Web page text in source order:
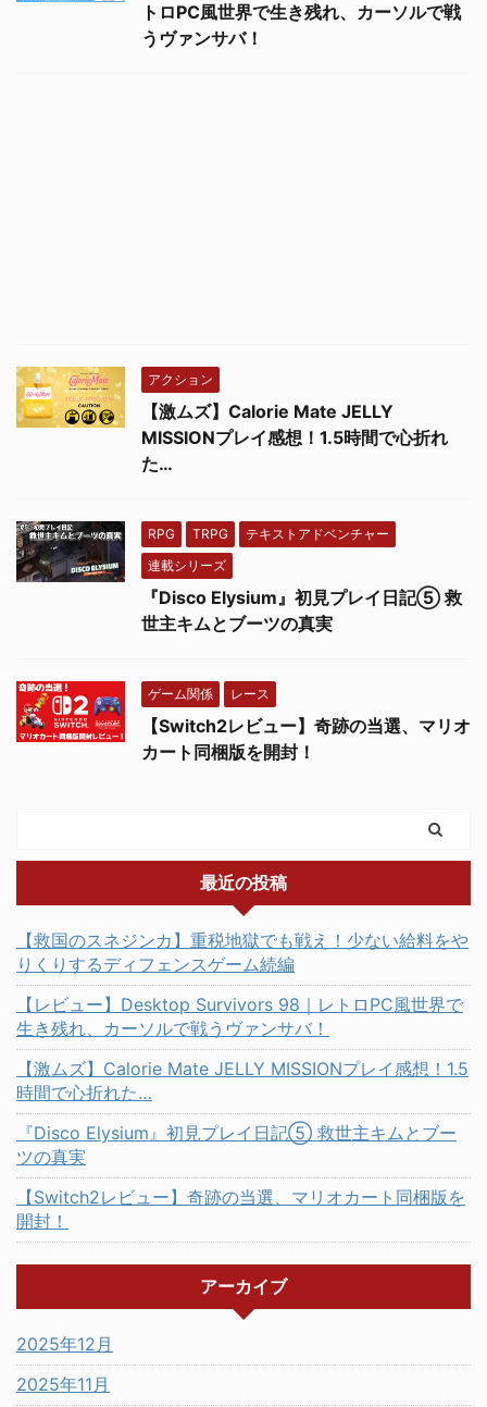
トロPC風世界で生き残れ、カーソルで戦
うヴァンサバ！
アクション
【激ムズ】Calorie Mate JELLY
MISSIONプレイ感想！1.5時間で心折れ
た…
RPG TRPG
テキストアドベンチャー
連載シリーズ
『Disco Elysium』初見プレイ日記⑤ 救
世主キムとブーツの真実
ゲーム関係 レース
【Switch2レビュー】奇跡の当選、マリオ
カート同梱版を開封！
最近の投稿
【救国のスネジンカ】重税地獄でも戦え！少ない給料をや
りくりするディフェンスゲーム続編
【レビュー】Desktop Survivors 98｜レトロPC風世界で
生き残れ、カーソルで戦うヴァンサバ！
【激ムズ】Calorie Mate JELLY MISSIONプレイ感想！1.5
時間で心折れた…
『Disco Elysium』初見プレイ日記⑤ 救世主キムとブー
ツの真実
【Switch2レビュー】奇跡の当選、マリオカート同梱版を
開封！
アーカイブ
2025年12月
2025年11月